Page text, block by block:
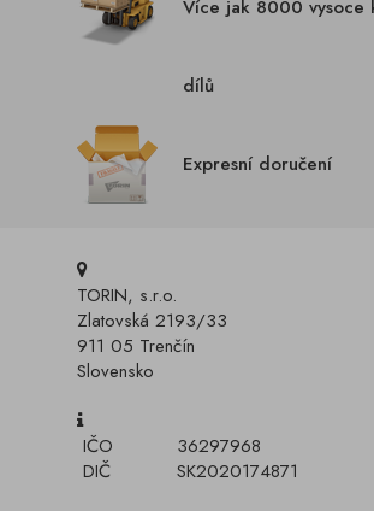
Více jak 8000 vysoce
dílů
Expresní doručení
TORIN, s.r.o.
Zlatovská 2193/33
911 05 Trenčín
Slovensko
IČO
36297968
DIČ
SK2020174871